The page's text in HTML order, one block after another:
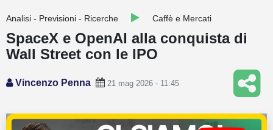
Webinar
Education
Analisi - Previsioni - Ricerche Caffè e Mercati
SpaceX e OpenAI alla conquista di
Wall Street con le IPO
Vincenzo Penna 21 mag 2026 - 11:45